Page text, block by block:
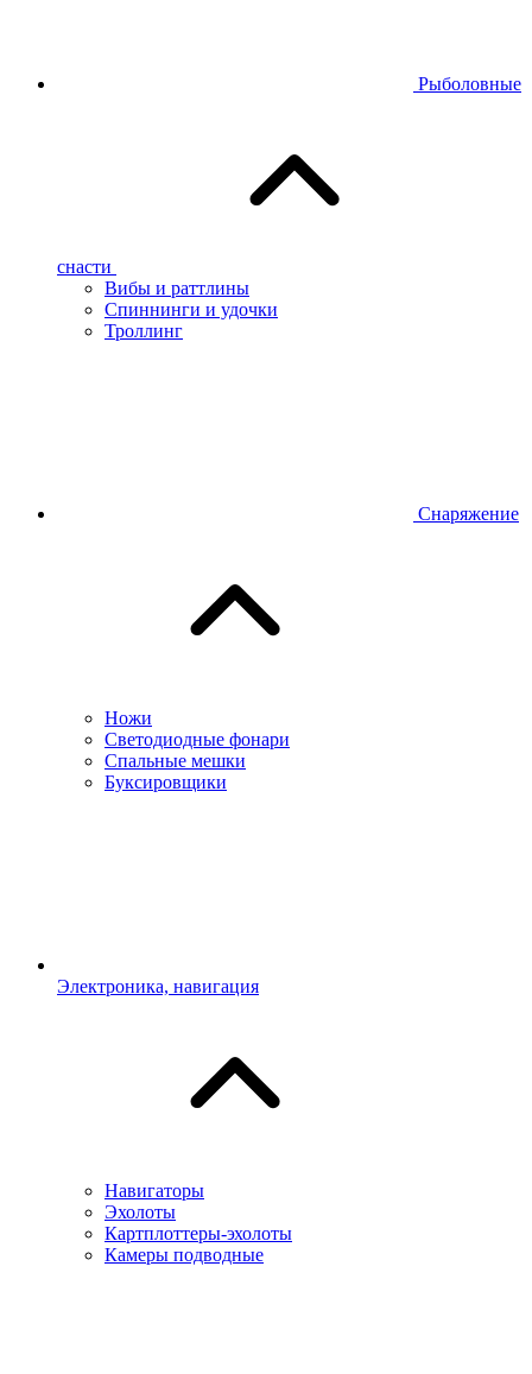
Рыболовные
снасти
Вибы и раттлины
Спиннинги и удочки
Троллинг
Снаряжение
Ножи
Светодиодные фонари
Спальные мешки
Буксировщики
Электроника, навигация
Навигаторы
Эхолоты
Картплоттеры-эхолоты
Камеры подводные